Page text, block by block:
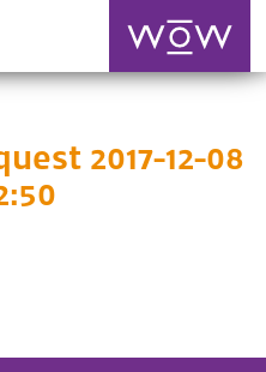
2017-12-08